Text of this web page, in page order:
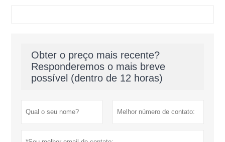
Obter o preço mais recente?
Responderemos o mais breve
possível (dentro de 12 horas)